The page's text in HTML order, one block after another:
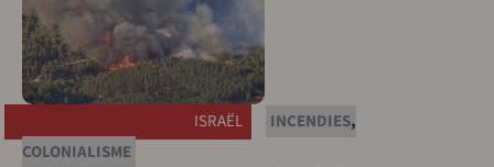
ISRAËL INCENDIES,
COLONIALISME